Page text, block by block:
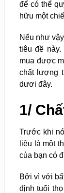
để có thể
hữu một
Nếu như
tiêu đề
mua được
chất lượng
dươi đây.
1/
Trước khi
liệu là một
của bạn có
Bởi vì với
định tuổi